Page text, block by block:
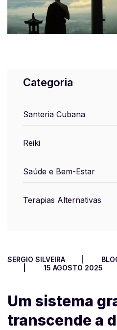
Categoria
Santeria Cubana
Reiki
Saúde e Bem-Estar
Terapias Alternativas
SERGIO SILVEIRA
15 AGOSTO 2025
Um sistema
transcende a